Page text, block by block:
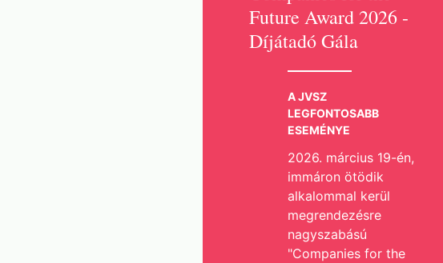
Future Award 2026 -
Díjátadó Gála
A JVSZ
LEGFONTOSABB
ESEMÉNYE
2026. március 19-én,
immáron ötödik
alkalommal kerül
megrendezésre
nagyszabású
"Companies for the